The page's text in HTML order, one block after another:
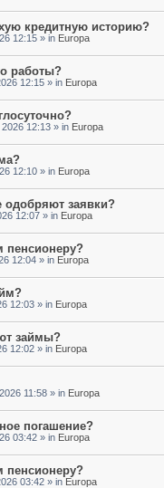
кредитную историю?
12:15 » in Europa
работы?
12:15 » in Europa
12:13 » in Europa
12:10 » in Europa
заявки?
12:07 » in Europa
12:04 » in Europa
12:03 » in Europa
займы?
12:02 » in Europa
11:58 » in Europa
погашение?
03:42 » in Europa
03:42 » in Europa